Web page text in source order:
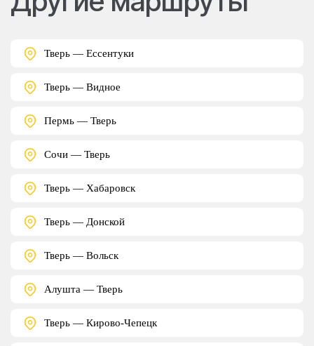
Тверь — Ессентуки
Тверь — Видное
Пермь — Тверь
Сочи — Тверь
Тверь — Хабаровск
Тверь — Донской
Тверь — Вольск
Алушта — Тверь
Тверь — Кирово-Чепецк